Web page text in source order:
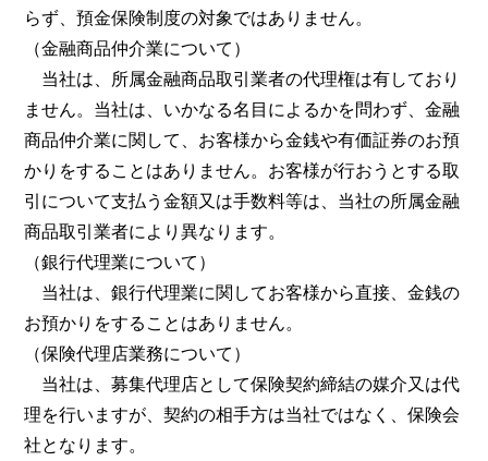
らず、預金保険制度の対象ではありません。
（金融商品仲介業について）
当社は、所属金融商品取引業者の代理権は有しており
ません。当社は、いかなる名目によるかを問わず、金融
商品仲介業に関して、お客様から金銭や有価証券のお預
かりをすることはありません。お客様が行おうとする取
引について支払う金額又は手数料等は、当社の所属金融
商品取引業者により異なります。
（銀行代理業について）
当社は、銀行代理業に関してお客様から直接、金銭の
お預かりをすることはありません。
（保険代理店業務について）
当社は、募集代理店として保険契約締結の媒介又は代
理を行いますが、契約の相手方は当社ではなく、保険会
社となります。